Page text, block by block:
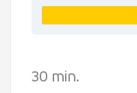
30 min.